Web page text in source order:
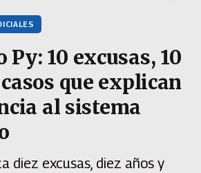
Py: 10 excusas, 10
que explican
al sistema
diez excusas, diez años y